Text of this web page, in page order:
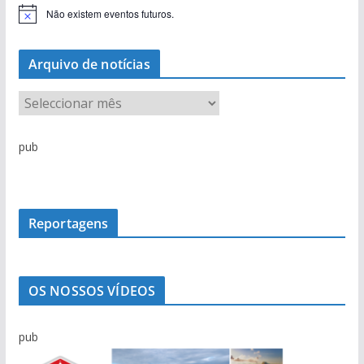
Não existem eventos futuros.
Arquivo de notícias
r
q
d
n
o
í
pub
Reportagens
OS NOSSOS VÍDEOS
pub